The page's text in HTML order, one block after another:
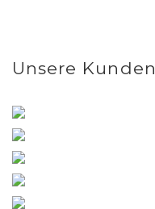
Unsere Kunden